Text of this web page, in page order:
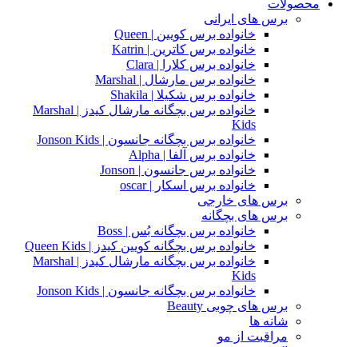
محصولات
برس های ایرانی
خانواده برس کویین | Queen
خانواده برس کاترین | Katrin
خانواده برس کلارا | Clara
خانواده برس مارشال | Marshal
خانواده برس شکیلا | Shakila
خانواده برس بچگانه مارشال کیدز | Marshal
Kids
خانواده برس بچگانه جانسون | Jonson Kids
خانواده برس آلفا | Alpha
خانواده برس جانسون | Jonson
خانواده برس اسکار | oscar
برس های خارجی
برس های بچگانه
خانواده برس بچگانه بُس | Boss
خانواده برس بچگانه کویین کیدز | Queen Kids
خانواده برس بچگانه مارشال کیدز | Marshal
Kids
خانواده برس بچگانه جانسون | Jonson Kids
برس های چوبی Beauty
شانه ها
مراقبت از مو